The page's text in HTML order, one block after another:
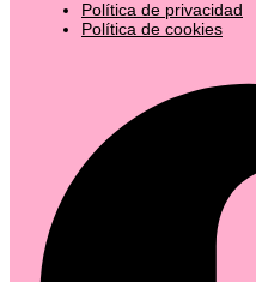
Política de privacidad
Política de cookies